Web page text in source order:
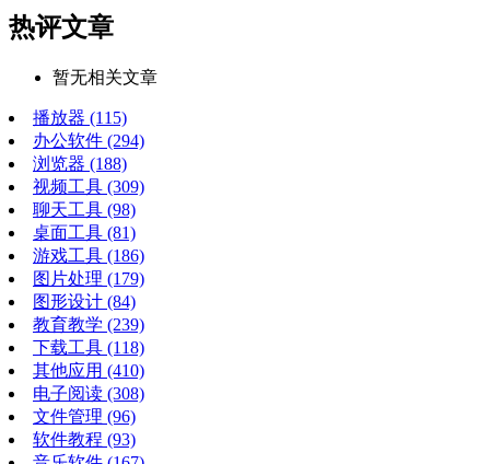
热评文章
暂无相关文章
播放器 (115)
办公软件 (294)
浏览器 (188)
视频工具 (309)
聊天工具 (98)
桌面工具 (81)
游戏工具 (186)
图片处理 (179)
图形设计 (84)
教育教学 (239)
下载工具 (118)
其他应用 (410)
电子阅读 (308)
文件管理 (96)
软件教程 (93)